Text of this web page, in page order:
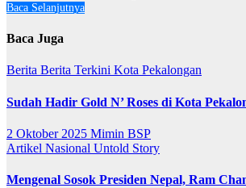
Baca Selanjutnya
Baca Juga
Berita Berita Terkini Kota Pekalongan
Sudah Hadir Gold N’ Roses di Kota
2 Oktober 2025 Mimin BSP
Artikel Nasional Untold Story
Mengenal Sosok Presiden Nepal, Ram